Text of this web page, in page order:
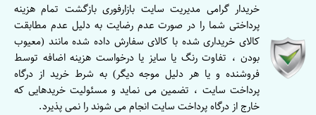
خریدار گرامی مدیریت سایت بازارفوری بازگشت تمام هزینه
پرداختی شما را در صورت عدم رضایت به دلیل عدم مطابقت
کالای خریداری شده با کالای سفارش داده شده مانند (معیوب
بودن ، تفاوت رنگ یا سایز یا درخواست هزینه اضافه توسط
فروشنده و یا هر دلیل موجه دیگر) به شرط خرید از درگاه
پرداخت سایت ، تضمین می نماید و مسئولیت خریدهایی که
خارج از درگاه پرداخت سایت انجام می شوند را نمی پذیرد.